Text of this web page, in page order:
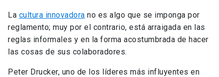
La cultura innovadora no es algo que se imponga por
reglamento; muy por el contrario, está arraigada en las
reglas informales y en la forma acostumbrada de hacer
las cosas de sus colaboradores.
Peter Drucker, uno de los líderes más influyentes en